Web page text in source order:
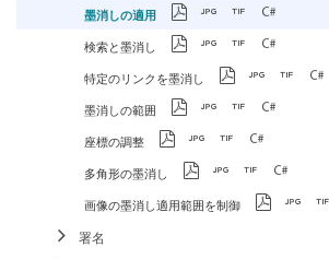
墨消しの適用
検索と墨消し
特定のリンクを墨消し
墨消しの範囲
座標の調整
多角形の墨消し
画像の墨消し適用範囲を制御
署名